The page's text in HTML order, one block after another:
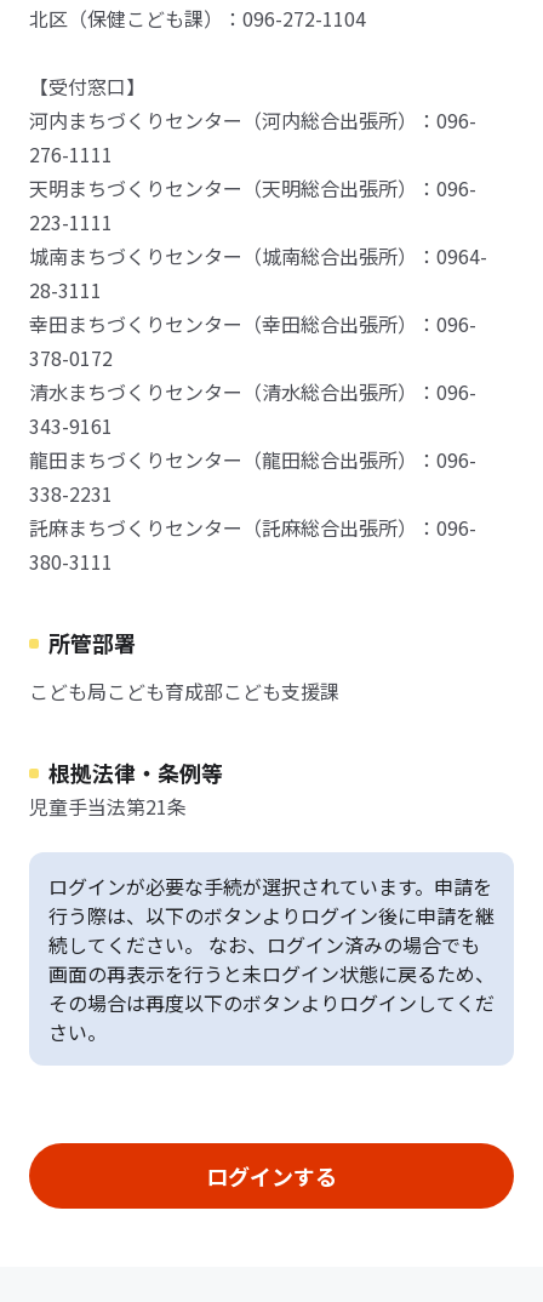
北区（保健こども課）：096-272-1104
【受付窓口】
河内まちづくりセンター（河内総合出張所）：096-
276-1111
天明まちづくりセンター（天明総合出張所）：096-
223-1111
城南まちづくりセンター（城南総合出張所）：0964-
28-3111
幸田まちづくりセンター（幸田総合出張所）：096-
378-0172
清水まちづくりセンター（清水総合出張所）：096-
343-9161
龍田まちづくりセンター（龍田総合出張所）：096-
338-2231
託麻まちづくりセンター（託麻総合出張所）：096-
380-3111
所管部署
こども局こども育成部こども支援課
根拠法律・条例等
児童手当法第21条
ログインが必要な手続が選択されています。申請を
行う際は、以下のボタンよりログイン後に申請を継
続してください。 なお、ログイン済みの場合でも
画面の再表示を行うと未ログイン状態に戻るため、
その場合は再度以下のボタンよりログインしてくだ
さい。